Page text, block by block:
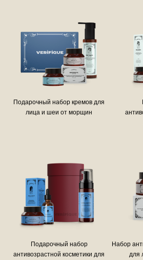
Подарочный набор кремов для
лица и шеи от морщин
Подарочный набор
антивозрастной косметики для
Набор
для